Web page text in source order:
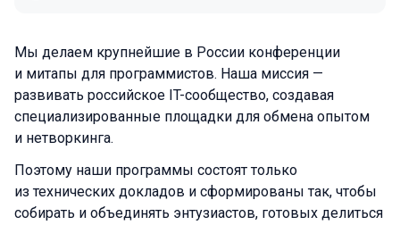
Мы делаем крупнейшие в России конференции
и митапы для программистов. Наша миссия —
развивать российское IT-сообщество, создавая
специализированные площадки для обмена опытом
и нетворкинга.
Поэтому наши программы состоят только
из технических докладов и сформированы так, чтобы
собирать и объединять энтузиастов, готовых делиться